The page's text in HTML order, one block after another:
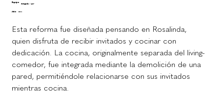
Equipo:
Fotografía / LAV
Año: 2022
Esta reforma fue diseñada pensando en Rosalinda,
quien disfruta de recibir invitados y cocinar con
dedicación. La cocina, originalmente separada del living-
comedor, fue integrada mediante la demolición de una
pared, permitiéndole relacionarse con sus invitados
mientras cocina.